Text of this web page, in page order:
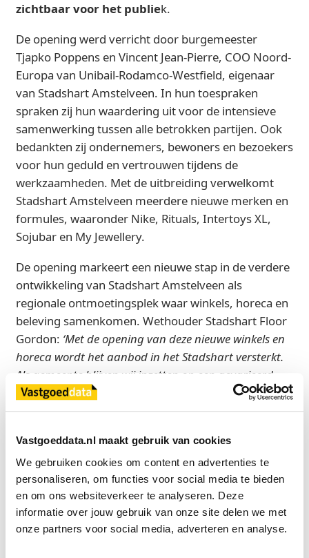
Vastgoeddata.nl maakt gebruik van cookies
We gebruiken cookies om content en advertenties te
personaliseren, om functies voor social media te bieden
en om ons websiteverkeer te analyseren. Deze
informatie over jouw gebruik van onze site delen we met
onze partners voor social media, adverteren en analyse.
zichtbaar voor het publiek.
De opening werd verricht door burgemeester
Tjapko Poppens en Vincent Jean-Pierre, COO Noord-
Europa van Unibail-Rodamco-Westfield, eigenaar
van Stadshart Amstelveen. In hun toespraken
spraken zij hun waardering uit voor de intensieve
samenwerking tussen alle betrokken partijen. Ook
bedankten zij ondernemers, bewoners en bezoekers
voor hun geduld en vertrouwen tijdens de
werkzaamheden. Met de uitbreiding verwelkomt
Stadshart Amstelveen meerdere nieuwe merken en
formules, waaronder Nike, Rituals, Intertoys XL,
Sojubar en My Jewellery.
De opening markeert een nieuwe stap in de verdere
ontwikkeling van Stadshart Amstelveen als
regionale ontmoetingsplek waar winkels, horeca en
beleving samenkomen. Wethouder Stadshart Floor
Gordon: ‘Met de opening van deze nieuwe winkels en
horeca wordt het aanbod in het Stadshart versterkt.
Als gemeente blijven wij inzetten op een gevarieerd
aanbod, met aandacht voor lokale ondernemers en
aanvullende recreatieve voorzieningen. Daarnaast
vergroening van de openbare ruimte van de
Rembrandtweg en het Stadsplein.’
Bron
Unibail-Rodamco-Westfield